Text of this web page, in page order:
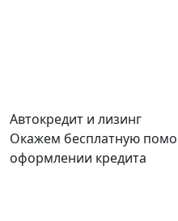
Автокредит и лизинг
Окажем бесплатную
оформлении кредита